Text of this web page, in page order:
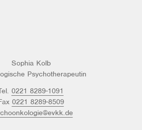
Sophia Kolb
Psychotherapeutin
0221 8289-1091
0221 8289-8509